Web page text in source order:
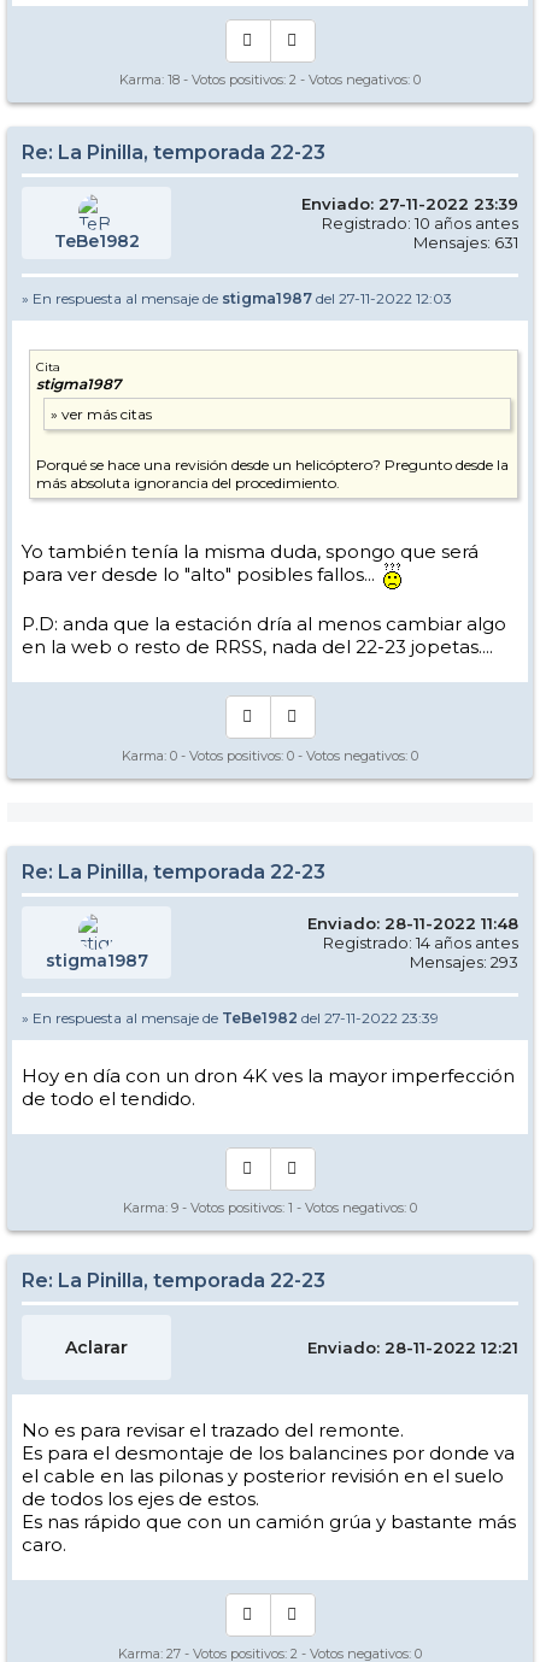
Karma: 18 - Votos positivos: 2 - Votos negativos: 0
Re: La Pinilla, temporada 22-23
TeBe1982
Enviado: 27-11-2022 23:39
Registrado: 10 años antes
Mensajes: 631
» En respuesta al mensaje de stigma1987 del 27-11-2022 12:03
Cita
stigma1987
Porqué se hace una revisión desde un helicóptero? Pregunto desde la
más absoluta ignorancia del procedimiento.
Yo también tenía la misma duda, spongo que será
para ver desde lo "alto" posibles fallos...
P.D: anda que la estación dría al menos cambiar algo
en la web o resto de RRSS, nada del 22-23 jopetas....
Karma: 0 - Votos positivos: 0 - Votos negativos: 0
Re: La Pinilla, temporada 22-23
stigma1987
Enviado: 28-11-2022 11:48
Registrado: 14 años antes
Mensajes: 293
» En respuesta al mensaje de TeBe1982 del 27-11-2022 23:39
Hoy en día con un dron 4K ves la mayor imperfección
de todo el tendido.
Karma: 9 - Votos positivos: 1 - Votos negativos: 0
Re: La Pinilla, temporada 22-23
Aclarar Enviado: 28-11-2022 12:21
No es para revisar el trazado del remonte.
Es para el desmontaje de los balancines por donde va
el cable en las pilonas y posterior revisión en el suelo
de todos los ejes de estos.
Es nas rápido que con un camión grúa y bastante más
caro.
Karma: 27 - Votos positivos: 2 - Votos negativos: 0